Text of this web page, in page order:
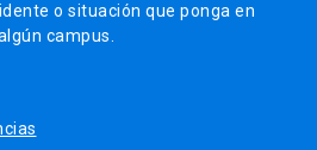
o situación que ponga en
campus.